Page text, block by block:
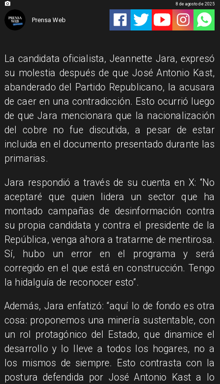
Prensa Web
8 de agosto de 2025
La candidata oficialista, Jeannette Jara, expresó
su molestia después de que José Antonio Kast,
abanderado del Partido Republicano, la acusara
de caer en una contradicción. Esto ocurrió luego
de que Jara mencionara que la nacionalización
del cobre no fue discutida, a pesar de estar
incluida en el documento presentado durante las
primarias.
Jara respondió a través de su cuenta en X: “No
aceptaré que quien lidera un sector que ha
montado campañas de desinformación contra
su propia candidata y contra el presidente de la
República, venga ahora a tratarme de mentirosa.
Sí, hubo un error en el programa y será
corregido en el que está en construcción. Tengo
la hidalguía de reconocer esto”.
Además, Jara enfatizó: “aquí lo de fondo es otra
cosa: proponemos una minería sustentable, con
un rol protagónico del Estado, que dinamice el
desarrollo y lo lleve a todos los hogares, no a
los mismos de siempre. Esto contrasta con la
postura defendida por José Antonio Kast a lo